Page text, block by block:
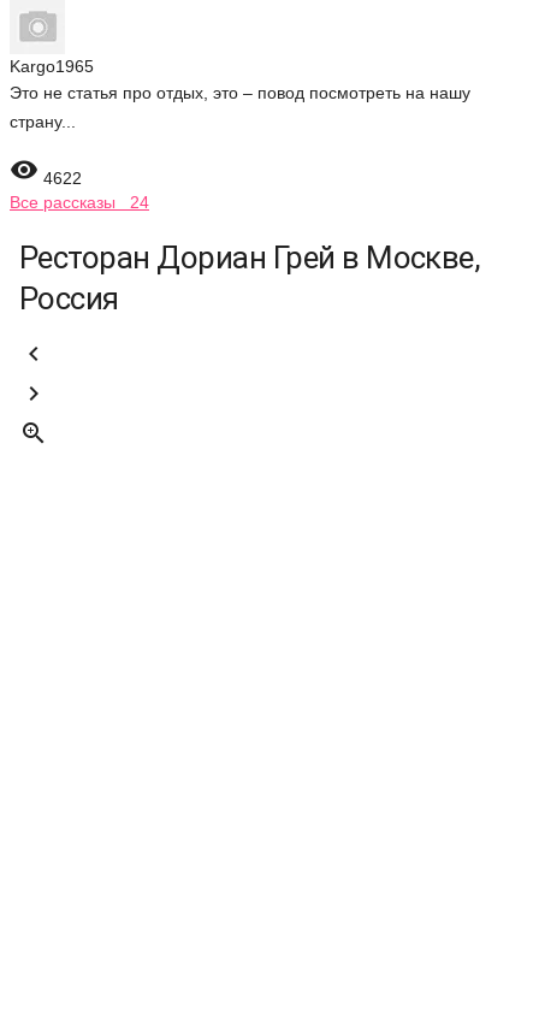
Kargo1965
Это не статья про отдых, это – повод посмотреть на нашу
страну...
 4622
Все рассказы 24
Ресторан Дориан Грей в Москве,
Россия


